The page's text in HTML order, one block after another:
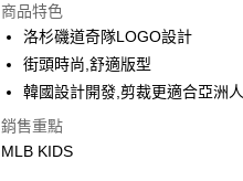
街口支付
悠遊付
運送方式
商品特色
洛杉磯道奇隊LOGO設計
街頭時尚,舒適版型
韓國設計開發,剪裁更適合亞洲人
銷售重點
MLB KIDS